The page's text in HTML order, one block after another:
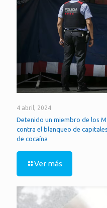
4 abril, 2024
Detenido un miembro de los
contra el blanqueo de
de cocaína
Ver más